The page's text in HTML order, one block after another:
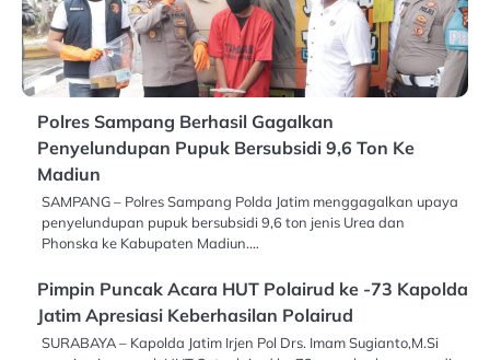
Polres Sampang Berhasil Gagalkan
Penyelundupan Pupuk Bersubsidi 9,6 Ton Ke
Madiun
SAMPANG – Polres Sampang Polda Jatim menggagalkan upaya
penyelundupan pupuk bersubsidi 9,6 ton jenis Urea dan
Phonska ke Kabupaten Madiun.…
Pimpin Puncak Acara HUT Polairud ke -73 Kapolda
Jatim Apresiasi Keberhasilan Polairud
SURABAYA – Kapolda Jatim Irjen Pol Drs. Imam Sugianto,M.Si